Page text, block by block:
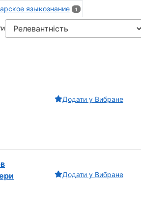
языкознание 1
Додати у Вибране
Додати у Вибране